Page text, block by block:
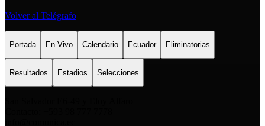
Volver al Telégrafo
Portada En Vivo Calendario Ecuador Eliminatorias
Resultados Estadios Selecciones